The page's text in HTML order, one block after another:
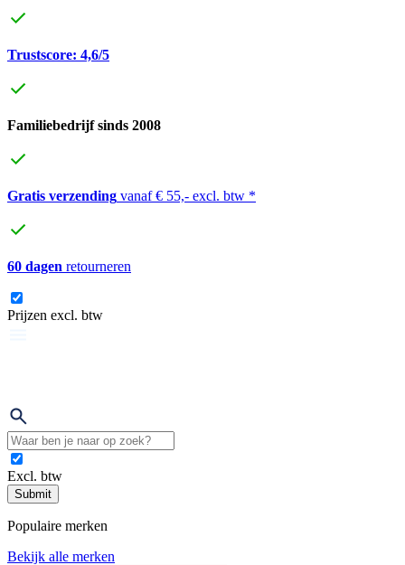
Trustscore: 4,6/5
Familiebedrijf sinds 2008
Gratis verzending vanaf € 55,- excl. btw *
60 dagen retourneren
Prijzen excl. btw
Excl. btw
Submit
Populaire merken
Bekijk alle merken